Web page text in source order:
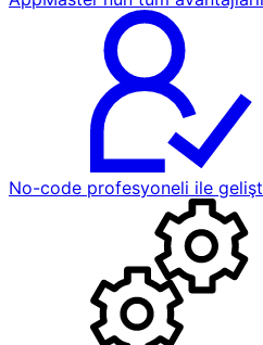
No-code profesyoneli ile